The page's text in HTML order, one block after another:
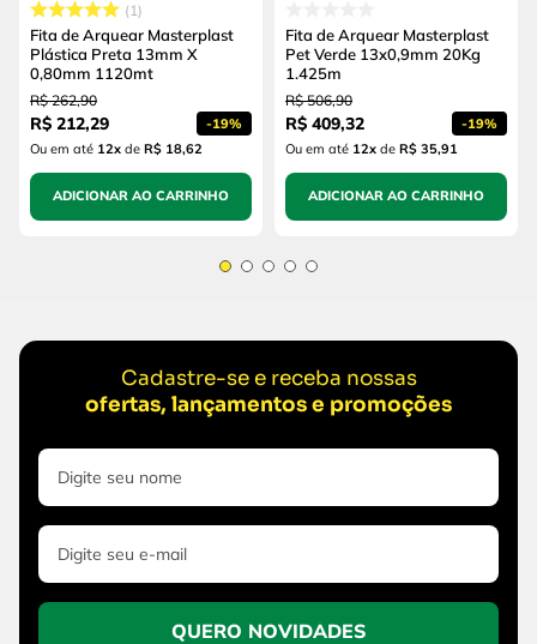
1
Fita de Arquear Masterplast
Plástica Preta 13mm X
0,80mm 1120mt
R$ 262,90
R$ 212,29 -19%
Ou em até 12x de R$ 18,62
ADICIONAR AO CARRINHO
Fita de Arquear Masterplast
Pet Verde 13x0,9mm 20Kg
1.425m
R$ 506,90
R$ 409,32 -19%
Ou em até 12x de R$ 35,91
ADICIONAR AO CARRINHO
Cadastre-se e receba nossas
ofertas, lançamentos e promoções
QUERO NOVIDADES